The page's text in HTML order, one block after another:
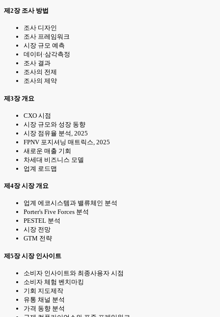
제2장 조사 방법
조사 디자인
조사 프레임워크
시장 규모 예측
데이터·삼각측정
조사 결과
조사의 전제
조사의 제약
제3장 개요
CXO 시점
시장 규모와 성장 동향
시장 점유율 분석, 2025
FPNV 포지셔닝 매트릭스, 2025
새로운 매출 기회
차세대 비즈니스 모델
업계 로드맵
제4장 시장 개요
업계 에코시스템과 밸류체인 분석
Porter's Five Forces 분석
PESTEL 분석
시장 전망
GTM 전략
제5장 시장 인사이트
소비자 인사이트와 최종사용자 시점
소비자 체험 벤치마킹
기회 지도제작
유통 채널 분석
가격 동향 분석